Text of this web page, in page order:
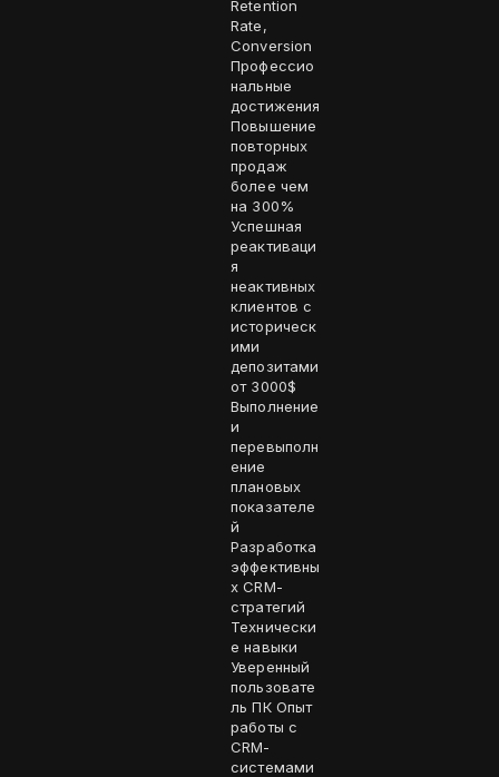
Retention
Rate,
Conversion
Профессио
нальные
достижения
Повышение
повторных
продаж
более чем
на 300%
Успешная
реактиваци
я
неактивных
клиентов с
историческ
ими
депозитами
от 3000$
Выполнение
и
перевыполн
ение
плановых
показателе
й
Разработка
эффективны
х CRM-
стратегий
Технически
е навыки
Уверенный
пользовате
ль ПК Опыт
работы с
CRM-
системами